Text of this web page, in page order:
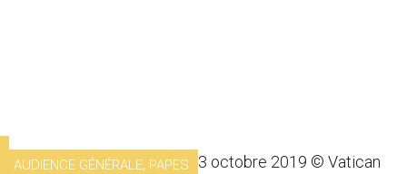
AUDIENCE GÉNÉRALE, PAPES